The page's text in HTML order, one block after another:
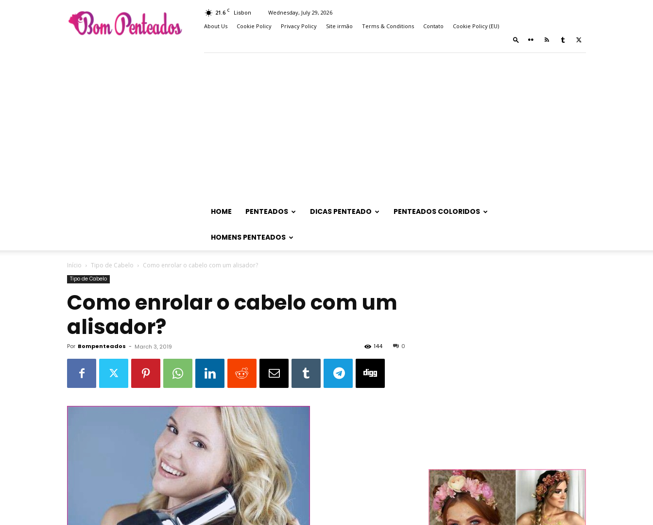
Penteados
21.6 C Lisbon
Wednesday, July 29, 2026
About Us
Cookie Policy Privacy Policy Site irmão Terms & Conditions Contato Cookie Policy (EU)
HOME PENTEADOS DICAS PENTEADO PENTEADOS COLORIDOS
HOMENS PENTEADOS
Início Tipo de Cabelo Como enrolar o cabelo com um alisador?
Tipo de Cabelo
Como enrolar o cabelo com um
alisador?
Por Bompenteados - March 3, 2019 0
144